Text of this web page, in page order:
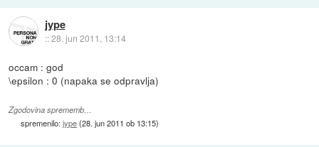
jype
::28. jun 2011, 13:14
occam : god
\epsilon : 0 (napaka se odpravlja)
Zgodovina sprememb…
spremenilo:jype(28. jun 2011 ob 13:15)